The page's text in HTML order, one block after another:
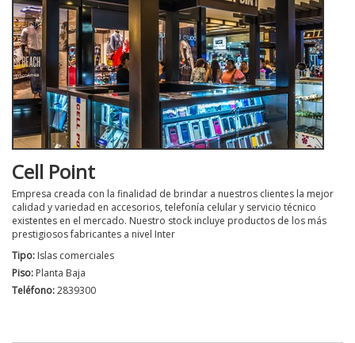
Cell Point
Empresa creada con la finalidad de brindar a nuestros clientes la mejor
calidad y variedad en accesorios, telefonía celular y servicio técnico
existentes en el mercado. Nuestro stock incluye productos de los más
prestigiosos fabricantes a nivel Inter
Tipo: Islas comerciales
Piso: Planta Baja
Teléfono:2839300